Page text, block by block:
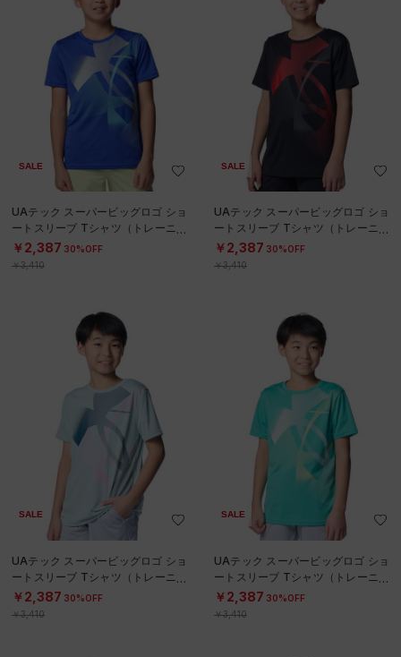
SALE
UAテック スーパービッグロゴ ショ
ートスリーブ Tシャツ（トレーニン
グ/BOYS）
￥2,387 30%OFF
￥3,410
SALE
UAテック スーパービッグロゴ ショ
ートスリーブ Tシャツ（トレーニン
グ/BOYS）
￥2,387 30%OFF
￥3,410
SALE
UAテック スーパービッグロゴ ショ
ートスリーブ Tシャツ（トレーニン
グ/BOYS）
￥2,387 30%OFF
￥3,410
SALE
UAテック スーパービッグロゴ ショ
ートスリーブ Tシャツ（トレーニン
グ/BOYS）
￥2,387 30%OFF
￥3,410